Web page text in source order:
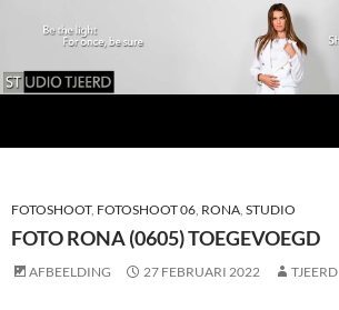
INHOUD
FOTOSHOOT, FOTOSHOOT 06, RONA, STUDIO
FOTO RONA (0605) TOEGEVOEGD
AFBEELDING 27 FEBRUARI 2022 TJEERD